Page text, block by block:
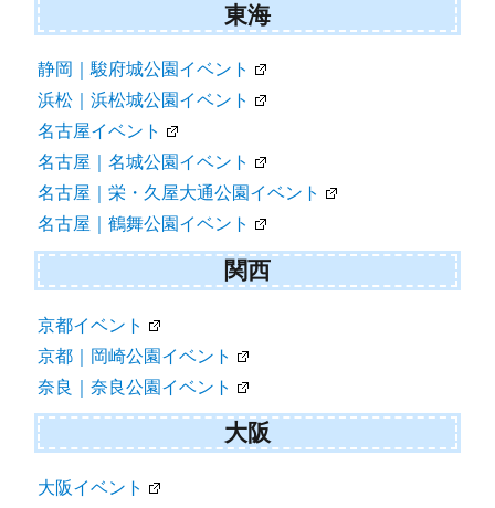
東海
静岡｜駿府城公園イベント
浜松｜浜松城公園イベント
名古屋イベント
名古屋｜名城公園イベント
名古屋｜栄・久屋大通公園イベント
名古屋｜鶴舞公園イベント
関西
京都イベント
京都｜岡崎公園イベント
奈良｜奈良公園イベント
大阪
大阪イベント